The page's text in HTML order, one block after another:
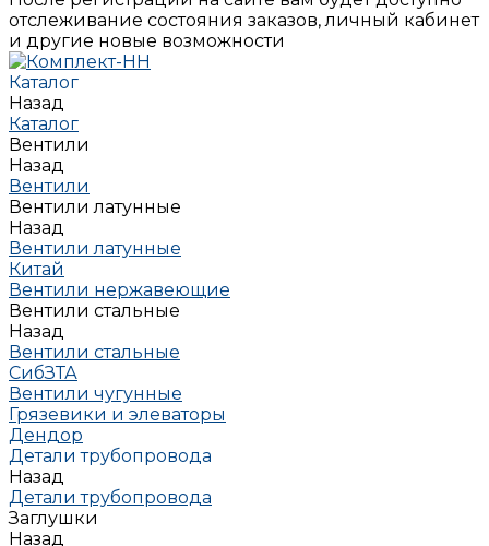
отслеживание состояния заказов, личный кабинет
и другие новые возможности
Каталог
Назад
Каталог
Вентили
Назад
Вентили
Вентили латунные
Назад
Вентили латунные
Китай
Вентили нержавеющие
Вентили стальные
Назад
Вентили стальные
СибЗТА
Вентили чугунные
Грязевики и элеваторы
Дендор
Детали трубопровода
Назад
Детали трубопровода
Заглушки
Назад